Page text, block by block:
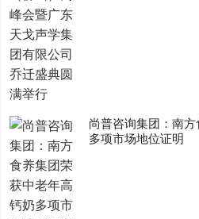
尚普咨询集团：南
多项市场地位证明